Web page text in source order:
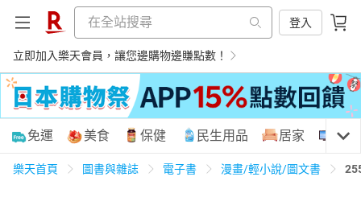
登入
立即加入樂天會員，讓您邊購物邊賺點數！
購物網分類
免運 美食 保健 民生用品 居家 3C
樂天首頁 圖書與雜誌 電子書 漫畫/輕小說/圖文書